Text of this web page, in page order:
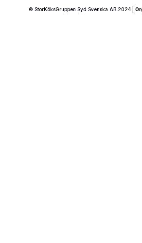
© StorKöksGruppen Syd Svenska AB 2024 |